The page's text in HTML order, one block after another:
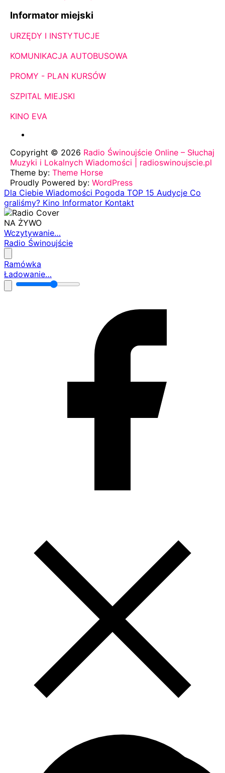
Informator miejski
URZĘDY I INSTYTUCJE
KOMUNIKACJA AUTOBUSOWA
PROMY - PLAN KURSÓW
SZPITAL MIEJSKI
KINO EVA
Copyright © 2026 Radio Świnoujście Online – Słuchaj
Muzyki i Lokalnych Wiadomości | radioswinoujscie.pl
Theme by: Theme Horse
Proudly Powered by: WordPress
Dla Ciebie Wiadomości Pogoda TOP 15 Audycje Co
graliśmy? Kino Informator Kontakt
NA ŻYWO
Wczytywanie…
Radio Świnoujście
Ramówka
Ładowanie…